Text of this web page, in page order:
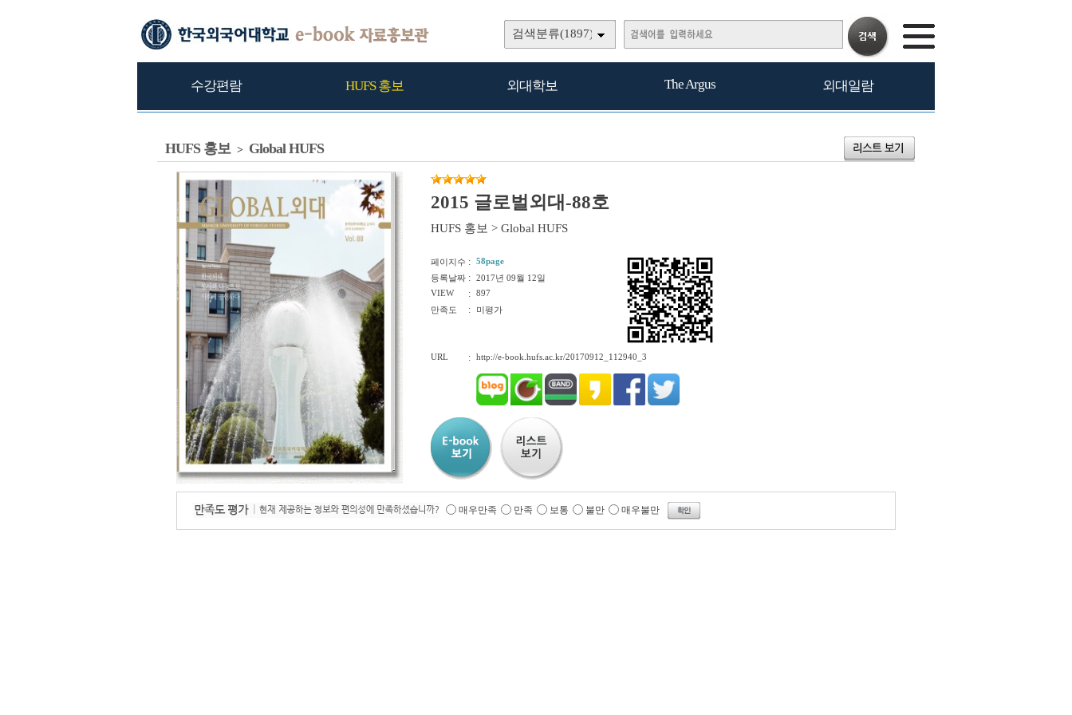
검색분류(1897)
수강편람 HUFS 홍보 외대학보 The Argus 외대일람
HUFS 홍보 > Global HUFS
2015 글로벌외대-88호
HUFS 홍보 > Global HUFS
페이지수 :
58page
등록날짜 :
2017년 09월 12일
VIEW
:
897
만족도
: 미평가
URL : http://e-book.hufs.ac.kr/20170912_112940_3
매우만족 만족 보통 불만 매우불만